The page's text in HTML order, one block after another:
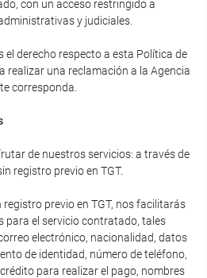
con un acceso restringido a
y judiciales.
el derecho respecto a esta Política de
realizar una reclamación a la Agencia
corresponda.
de nuestros servicios: a través de
registro previo en TGT.
previo en TGT, nos facilitarás
para el servicio contratado, tales
electrónico, nacionalidad, datos
de identidad, número de teléfono,
para realizar el pago, nombres